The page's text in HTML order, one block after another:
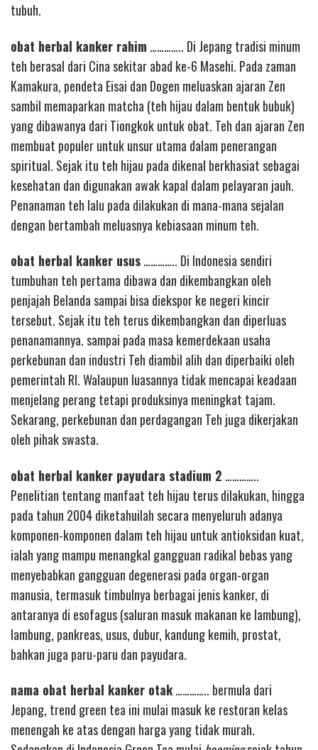
tubuh.
obat herbal kanker rahim ………….. Di Jepang tradisi minum
teh berasal dari Cina sekitar abad ke-6 Masehi. Pada zaman
Kamakura, pendeta Eisai dan Dogen meluaskan ajaran Zen
sambil memaparkan matcha (teh hijau dalam bentuk bubuk)
yang dibawanya dari Tiongkok untuk obat. Teh dan ajaran Zen
membuat populer untuk unsur utama dalam penerangan
spiritual. Sejak itu teh hijau pada dikenal berkhasiat sebagai
kesehatan dan digunakan awak kapal dalam pelayaran jauh.
Penanaman teh lalu pada dilakukan di mana-mana sejalan
dengan bertambah meluasnya kebiasaan minum teh.
obat herbal kanker usus………….. Di Indonesia sendiri
tumbuhan teh pertama dibawa dan dikembangkan oleh
penjajah Belanda sampai bisa diekspor ke negeri kincir
tersebut. Sejak itu teh terus dikembangkan dan diperluas
penanamannya. sampai pada masa kemerdekaan usaha
perkebunan dan industri Teh diambil alih dan diperbaiki oleh
pemerintah RI. Walaupun luasannya tidak mencapai keadaan
menjelang perang tetapi produksinya meningkat tajam.
Sekarang, perkebunan dan perdagangan Teh juga dikerjakan
oleh pihak swasta.
obat herbal kanker payudara stadium 2 …………..
Penelitian tentang manfaat teh hijau terus dilakukan, hingga
pada tahun 2004 diketahuilah secara menyeluruh adanya
komponen-komponen dalam teh hijau untuk antioksidan kuat,
ialah yang mampu menangkal gangguan radikal bebas yang
menyebabkan gangguan degenerasi pada organ-organ
manusia, termasuk timbulnya berbagai jenis kanker, di
antaranya di esofagus (saluran masuk makanan ke lambung),
lambung, pankreas, usus, dubur, kandung kemih, prostat,
bahkan juga paru-paru dan payudara.
nama obat herbal kanker otak………….. bermula dari
Jepang, trend green tea ini mulai masuk ke restoran kelas
menengah ke atas dengan harga yang tidak murah.